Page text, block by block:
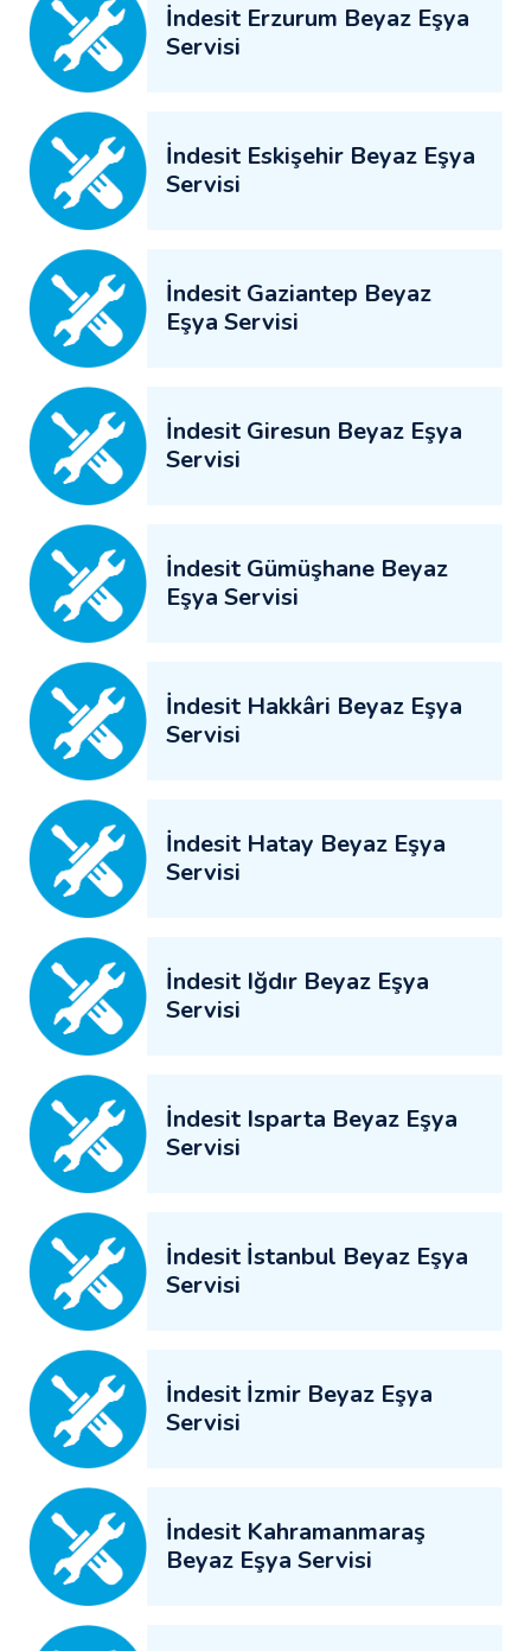
İndesit Erzurum Beyaz Eşya
Servisi
İndesit Eskişehir Beyaz Eşya
Servisi
İndesit Gaziantep Beyaz
Eşya Servisi
İndesit Giresun Beyaz Eşya
Servisi
İndesit Gümüşhane Beyaz
Eşya Servisi
İndesit Hakkâri Beyaz Eşya
Servisi
İndesit Hatay Beyaz Eşya
Servisi
İndesit Iğdır Beyaz Eşya
Servisi
İndesit Isparta Beyaz Eşya
Servisi
İndesit İstanbul Beyaz Eşya
Servisi
İndesit İzmir Beyaz Eşya
Servisi
İndesit Kahramanmaraş
Beyaz Eşya Servisi